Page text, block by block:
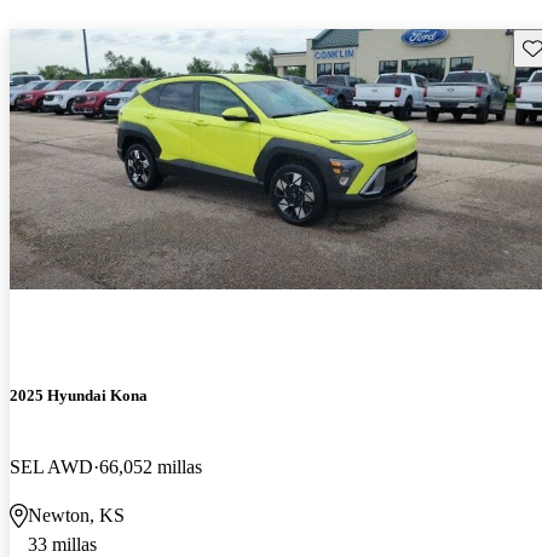
2025 Hyundai Kona
SEL AWD 66,052 millas
Newton, KS
33 millas